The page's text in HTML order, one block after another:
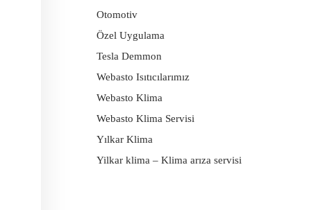
Otomotiv
Özel Uygulama
Tesla Demmon
Webasto Isıtıcılarımız
Webasto Klima
Webasto Klima Servisi
Yılkar Klima
Yilkar klima – Klima arıza servisi